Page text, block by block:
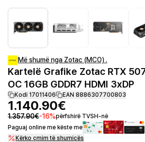
Më shumë nga Zotac (MCO) .
Kartelë Grafike Zotac RTX
OC 16GB GDDR7 HDMI 3xDP
Kodi 17011406 EAN 8886307700803
1.140.90€
1.357.90€-16%përfshirë TVSH-në
Paguaj online me këste me
Kërko çmim të shumicës